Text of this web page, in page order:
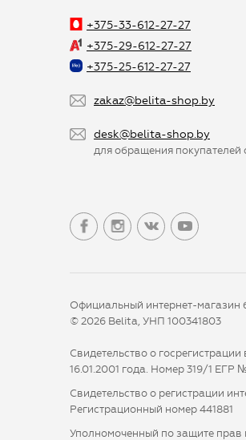
+375-33-612-27-27
+375-29-612-27-27
+375-25-612-27-27
zakaz@belita-shop.by
desk@belita-shop.by
для обращения
Официальный интернет-магазин
© 2026 Belita, УНП 100341803
Свидетельство о
16.01.2001 года. Номер 319/1 ЕГР
Свидетельство о регистрации
Регистрационный номер 441881
Уполномоченный по защите прав